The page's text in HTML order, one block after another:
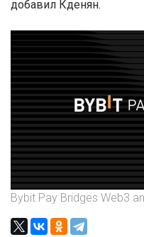
добавил Кденян.
Bybit Pay Bridges Web3